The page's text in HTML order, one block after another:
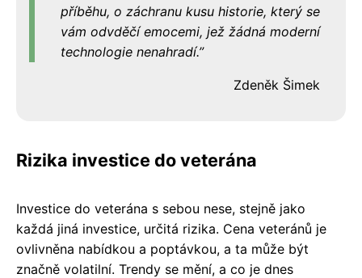
příběhu, o záchranu kusu historie, který se
vám odvděčí emocemi, jež žádná moderní
technologie nenahradí.
Zdeněk Šimek
Rizika investice do veterána
Investice do veterána s sebou nese, stejně jako
každá jiná investice, určitá rizika. Cena veteránů je
ovlivněna nabídkou a poptávkou, a ta může být
značně volatilní. Trendy se mění, a co je dnes